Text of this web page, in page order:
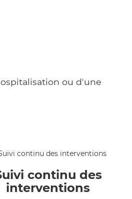
ou d'une
continu des
interventions